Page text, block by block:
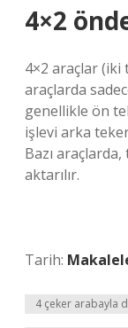
4×2
4×2 araçlar (iki
araçlarda
genellikle ön
işlevi arka
Bazı
aktarılır.
Tarih:
4 çeker arabayla